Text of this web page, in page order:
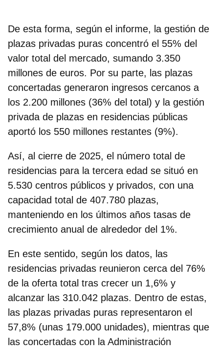
De esta forma, según el informe, la gestión de
plazas privadas puras concentró el 55% del
valor total del mercado, sumando 3.350
millones de euros. Por su parte, las plazas
concertadas generaron ingresos cercanos a
los 2.200 millones (36% del total) y la gestión
privada de plazas en residencias públicas
aportó los 550 millones restantes (9%).
Así, al cierre de 2025, el número total de
residencias para la tercera edad se situó en
5.530 centros públicos y privados, con una
capacidad total de 407.780 plazas,
manteniendo en los últimos años tasas de
crecimiento anual de alrededor del 1%.
En este sentido, según los datos, las
residencias privadas reunieron cerca del 76%
de la oferta total tras crecer un 1,6% y
alcanzar las 310.042 plazas. Dentro de estas,
las plazas privadas puras representaron el
57,8% (unas 179.000 unidades), mientras que
las concertadas con la Administración